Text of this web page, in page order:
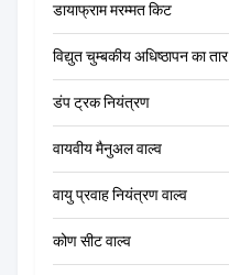
डायाफ्राम मरम्मत किट
विद्युत चुम्बकीय अधिष्ठापन का तार
डंप ट्रक नियंत्रण
वायवीय मैनुअल वाल्व
वायु प्रवाह नियंत्रण वाल्व
कोण सीट वाल्व